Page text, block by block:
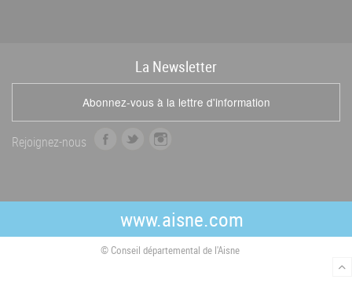
La Newsletter
Abonnez-vous à la lettre d'information
Rejoignez-nous
b
o
t
e
r
a
g
r
a
www.aisne.com
© Conseil départemental de l'Aisne